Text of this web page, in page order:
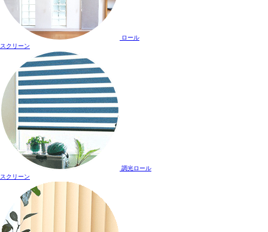
ロール
スクリーン
調光ロール
スクリーン